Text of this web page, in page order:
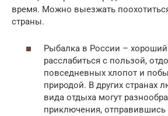
время. Можно выезжать
страны.
Рыбалка в России –
расслабиться с пользой,
повседневных хлопот и
природой. В других странах
вида отдыха могут
приключения,